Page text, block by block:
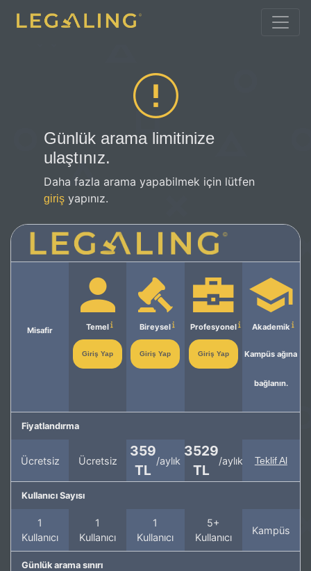
Günlük arama limitinize
ulaştınız.
Daha fazla arama yapabilmek için lütfen
giriş yapınız.
Misafir Temel
Giriş Yap
Bireysel
Giriş Yap
Profesyonel
Giriş Yap
Akademik
Kampüs ağına
bağlanın.
Fiyatlandırma
Ücretsiz Ücretsiz
359
TL
/aylık
3529
TL
/aylık Teklif Al
Kullanıcı Sayısı
1
Kullanıcı
1
Kullanıcı
1
Kullanıcı
5+
Kullanıcı
Kampüs
Günlük arama sınırı